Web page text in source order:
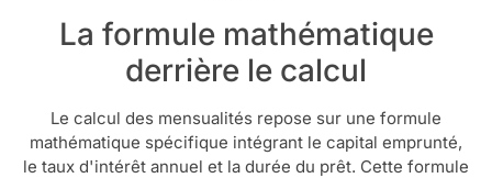
La formule mathématique
derrière le calcul
Le calcul des mensualités repose sur une formule
mathématique spécifique intégrant le capital emprunté,
le taux d'intérêt annuel et la durée du prêt. Cette formule